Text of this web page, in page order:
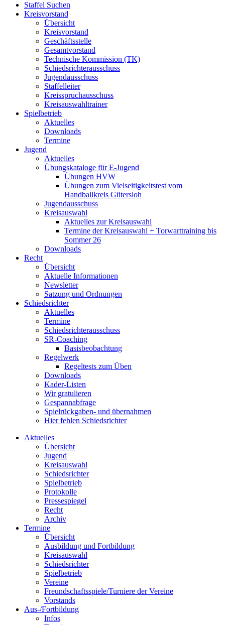
Staffel Suchen
Kreisvorstand
Übersicht
Kreisvorstand
Geschäftsstelle
Gesamtvorstand
Technische Kommission (TK)
Schiedsrichterausschuss
Jugendausschuss
Staffelleiter
Kreisspruchausschuss
Kreisauswahltrainer
Spielbetrieb
Aktuelles
Downloads
Termine
Jugend
Aktuelles
Übungskataloge für E-Jugend
Übungen HVW
Übungen zum Vielseitigkeitstest vom
Handballkreis Gütersloh
Jugendausschuss
Kreisauswahl
Aktuelles zur Kreisauswahl
Termine der Kreisauswahl + Torwarttraining bis
Sommer 26
Downloads
Recht
Übersicht
Aktuelle Informationen
Newsletter
Satzung und Ordnungen
Schiedsrichter
Aktuelles
Termine
Schiedsrichterausschuss
SR-Coaching
Basisbeobachtung
Regelwerk
Regeltests zum Üben
Downloads
Kader-Listen
Wir gratulieren
Gespannabfrage
Spielrückgaben- und übernahmen
Hier fehlen Schiedsrichter
Aktuelles
Übersicht
Jugend
Kreisauswahl
Schiedsrichter
Spielbetrieb
Protokolle
Pressespiegel
Recht
Archiv
Termine
Übersicht
Ausbildung und Fortbildung
Kreisauswahl
Schiedsrichter
Spielbetrieb
Vereine
Freundschaftsspiele/Turniere der Vereine
Vorstands
Aus-/Fortbildung
Infos